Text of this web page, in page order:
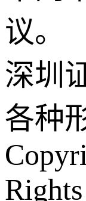
议。
深圳
各种